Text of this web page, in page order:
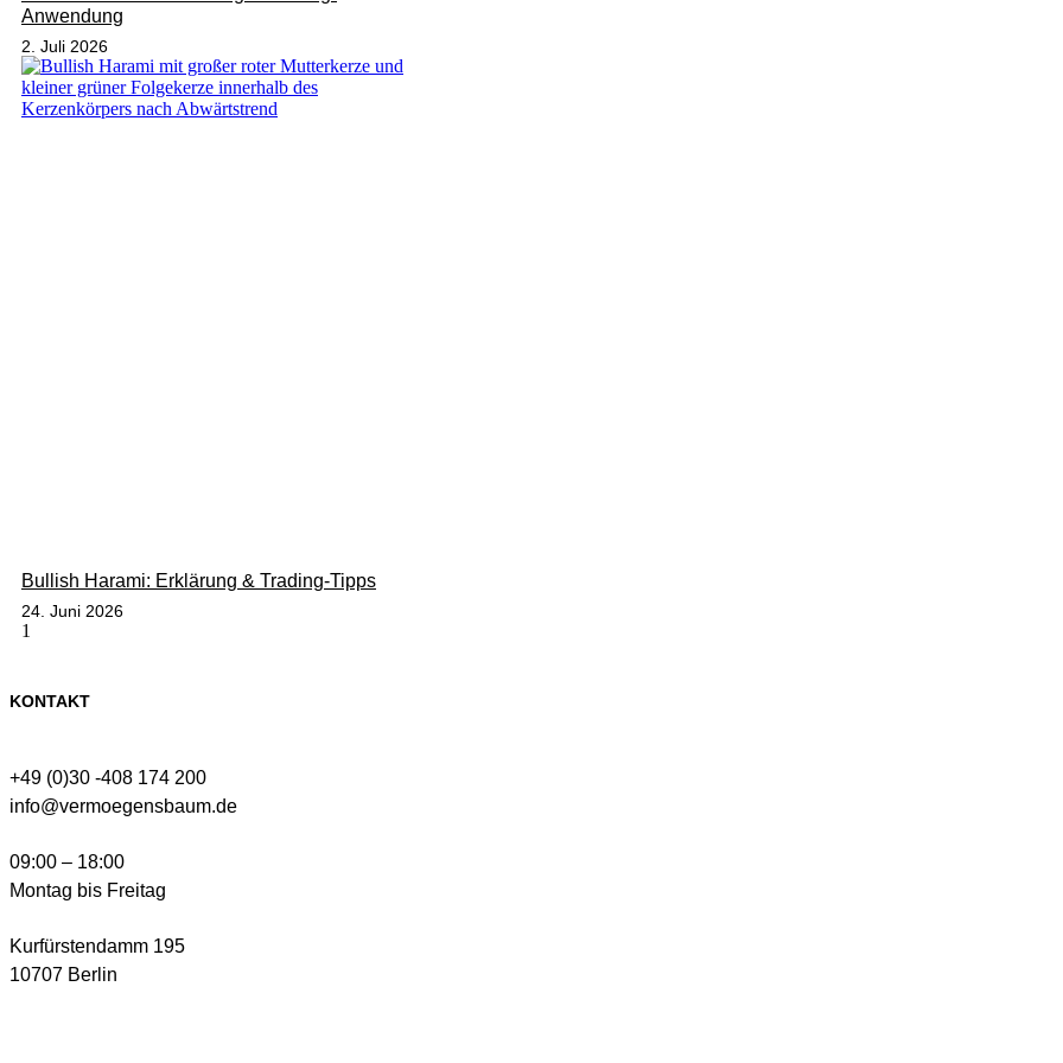
Anwendung
2. Juli 2026
Bullish Harami: Erklärung & Trading-Tipps
24. Juni 2026
KONTAKT
+49 (0)30 -408 174 200
info@vermoegensbaum.de
09:00 – 18:00
Montag bis Freitag
Kurfürstendamm 195
10707 Berlin